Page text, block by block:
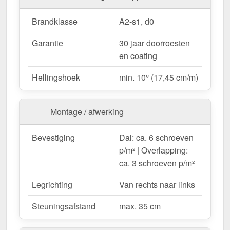
dakpannen.
Carports, terrassen & overkappingen
Bescherming voor voertuigen en zitplaatsen met
een stijlvolle uitstraling.
Tuinhuisjes & schuurtjes – Hoogwaardige
dakbedekking met duurzame esthetiek.
Stallen & agrarische gebouwen–
Op maat gemaakt & efficiënte montage
Uw dakpanplaten worden
gratis op de door u
– voor een snelle en
bedekkingsbreedte is
1,12 mvoor de eerste plaat, elke extra plaat vergroot
het dakoppervlak met dewerkende breedte van
1,01 m, aangezien er rekening wordt gehouden met
de overlapping van de platen.
Brandklasse
A2-s1, d0
Garantie
30 jaar doorroesten
en coating
Hellingshoek
min. 10° (17,45 cm/m)
Montage / afwerking
Bevestiging
Dal: ca. 6 schroeven
p/m² | Overlapping:
ca. 3 schroeven p/m²
Legrichting
Van rechts naar links
Steuningsafstand
max. 35 cm